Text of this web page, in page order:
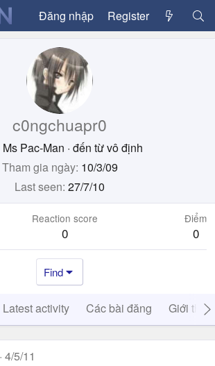
Đăng nhập Register
c0ngchuapr0
Ms Pac-Man · đến từvô định
Tham gia ngày 10/3/09
Last seen 27/7/10
Reaction score
0
Điểm
0
Find
Latest activity Các bài đăng Giới thiệu
4/5/11